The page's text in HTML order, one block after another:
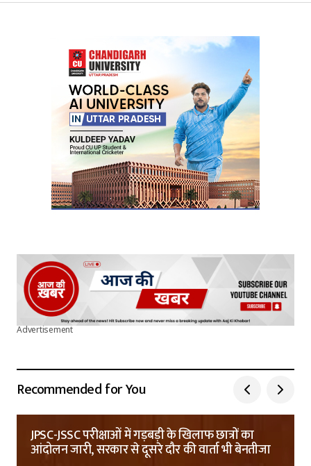
Advertisement
Recommended for You
JPSC-JSSC परीक्षाओं में गड़बड़ी के खिलाफ छात्रों का
आंदोलन जारी, सरकार से दूसरे दौर की वार्ता भी बेनतीजा